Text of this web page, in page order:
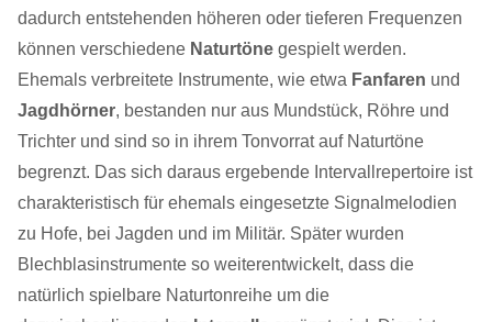
dadurch entstehenden höheren oder tieferen Frequenzen
können verschiedene Naturtöne gespielt werden.
Ehemals verbreitete Instrumente, wie etwa Fanfaren und
Jagdhörner, bestanden nur aus Mundstück, Röhre und
Trichter und sind so in ihrem Tonvorrat auf Naturtöne
begrenzt. Das sich daraus ergebende Intervallrepertoire ist
charakteristisch für ehemals eingesetzte Signalmelodien
zu Hofe, bei Jagden und im Militär. Später wurden
Blechblasinstrumente so weiterentwickelt, dass die
natürlich spielbare Naturtonreihe um die